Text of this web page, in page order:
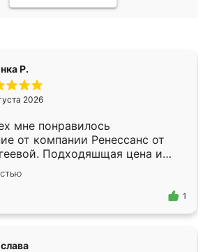
Р.
2026
мне понравилось
от компании Ренессанс от
Подходяшщая цена и
изготовления. Приехавший
сотрудник Владислав
моему эскизу самый
1